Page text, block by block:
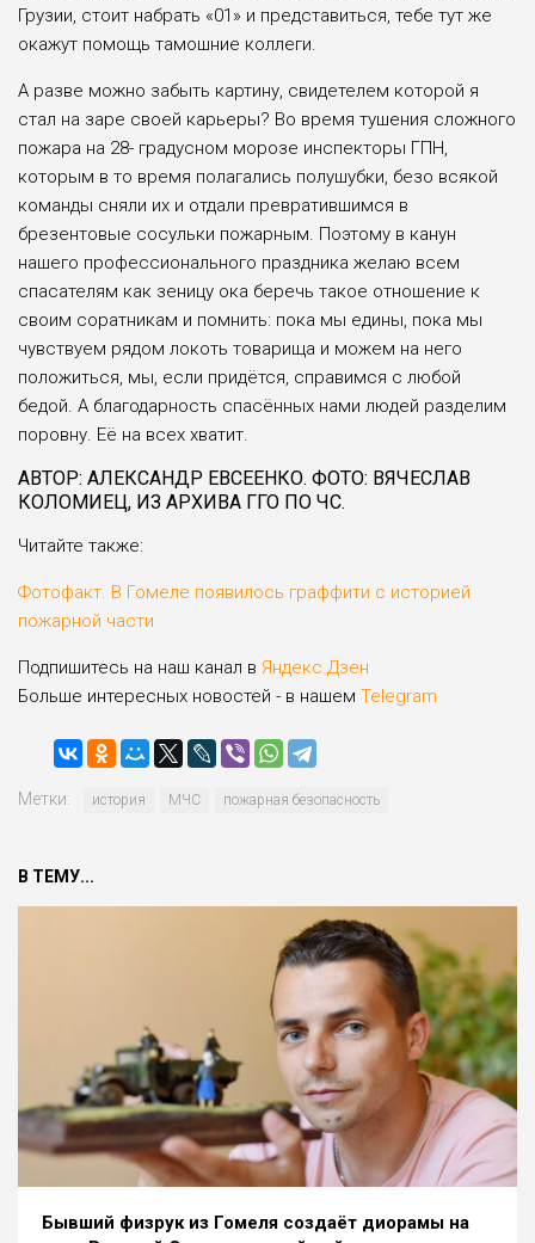
Грузии, стоит набрать «01» и представиться, тебе тут же
окажут помощь тамошние коллеги.
А разве можно забыть картину, свидетелем которой я
стал на заре своей карьеры? Во время тушения сложного
пожара на 28- градусном морозе инспекторы ГПН,
которым в то время полагались полушубки, безо всякой
команды сняли их и отдали превратившимся в
брезентовые сосульки пожарным. Поэтому в канун
нашего профессионального праздника желаю всем
спасателям как зеницу ока беречь такое отношение к
своим соратникам и помнить: пока мы едины, пока мы
чувствуем рядом локоть товарища и можем на него
положиться, мы, если придётся, справимся с любой
бедой. А благодарность спасённых нами людей разделим
поровну. Её на всех хватит.
АВТОР: АЛЕКСАНДР ЕВСЕЕНКО. ФОТО: ВЯЧЕСЛАВ
КОЛОМИЕЦ, ИЗ АРХИВА ГГО ПО ЧС.
Читайте также:
Фотофакт. В Гомеле появилось граффити с историей
пожарной части
Подпишитесь на наш канал в Яндекс.Дзен
Больше интересных новостей - в нашем Telegram
Метки: история МЧС пожарная безопасность
В ТЕМУ...
Бывший физрук из Гомеля создаёт диорамы на